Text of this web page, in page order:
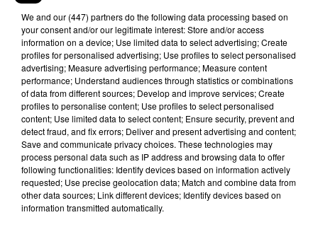
Franglish et Keblack dévoilent une
session live surprise
5 août 2026
Après le film, bientôt une docu-série sur
le père de Michael Jackson
We and our (447) partnersdo the following data processing based on
your consent and/or our legitimate interest: Store and/or access
information on a device; Use limited data to select advertising; Create
profiles for personalised advertising; Use profiles to select personalised
advertising; Measure advertising performance; Measure content
performance; Understand audiences through statistics or combinations
of data from different sources; Develop and improve services; Create
profiles to personalise content; Use profiles to select personalised
content; Use limited data to select content; Ensure security, prevent and
detect fraud, and fix errors; Deliver and present advertising and content;
Save and communicate privacy choices. These technologies may
process personal data such as IP address and browsing data to offer
following functionalities: Identify devices based on information actively
requested; Use precise geolocation data; Match and combine data from
other data sources; Link different devices; Identify devices based on
information transmitted automatically.